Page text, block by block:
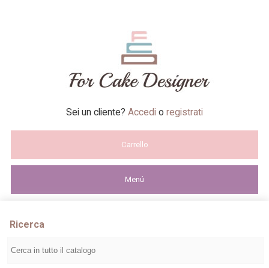
Sei un cliente? Accedi o registrati
Carrello
Menú
Ricerca